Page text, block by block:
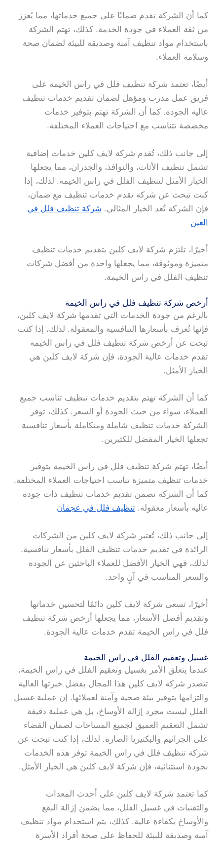
كما أن الشركة تقدم ضمانًا على جميع خدماتها، مما يُعزز
من ثقة العملاء في جودة الخدمة. كذلك، تهتم الشركة
باستخدام مواد تنظيف آمنة وصديقة للبيئة لضمان صحة
وسلامة العملاء.
أيضًا، تعتمد شركة تنظيف فلل في راس الخيمة على
فريق عمل مدرب ومؤهل لضمان تقديم خدمات تنظيف
عالية الجودة. كما أن الشركة تهتم بتوفير خدمات
مخصصة تتناسب مع احتياجات العملاء المختلفة.
إلى جانب ذلك، تُقدم شركة لايف كلين خدمات إضافية
تشمل تنظيف الأثاث، والنوافذ، والجدران، مما يجعلها
الخيار الأمثل لتنظيف الفلل في راس الخيمة. لذلك، إذا
كنت تبحث عن شركة تقدم خدمات تنظيف مع ضمان،
فإن الشركة تُعد الخيار المثالي. شركة تنظيف فلل في
العين
أخيرًا، تلتزم شركة لايف كلين بتقديم خدمات تنظيف
متميزة وموثوقة، مما يجعلها واحدة من أفضل شركات
تنظيف الفلل في راس الخيمة.
أرخص شركة تنظيف فلل في راس الخيمة
بالرغم من جودة الخدمات التي تقدمها شركة لايف كلين،
فإنها تُعرف بأسعارها التنافسية والمعقولة. لذلك، إذا كنت
تبحث عن أرخص شركة تنظيف فلل في راس الخيمة
تقدم خدمات عالية الجودة، فإن شركة لايف كلين هي
الخيار الأمثل.
كما أن الشركة تهتم بتقديم خدمات تنظيف تناسب جميع
العملاء، سواء من حيث الجودة أو السعر. كذلك، توفر
الشركة خدمات تنظيف شاملة ومتكاملة بأسعار تنافسية
تجعلها الخيار المفضل للكثيرين.
أيضًا، تهتم شركة تنظيف فلل في راس الخيمة بتوفير
خدمات تنظيف متميزة تناسب احتياجات العملاء المختلفة.
كما أن الشركة تضمن تقديم خدمات تنظيف ذات جودة
عالية بأسعار معقولة.تنظيف فلل في عجمان
إلى جانب ذلك، تُعتبر شركة لايف كلين من الشركات
الرائدة في تقديم خدمات تنظيف الفلل بأسعار تنافسية.
لذلك، فهي الخيار الأفضل للعملاء الباحثين عن الجودة
والسعر المناسب في آنٍ واحد.
أخيرًا، تسعى شركة لايف كلين دائمًا لتحسين خدماتها
وتقديم أفضل الأسعار، مما يجعلها أرخص شركة تنظيف
فلل في راس الخيمة تقدم خدمات عالية الجودة.
غسيل وتعقيم الفلل في راس الخيمة
عندما يتعلق الأمر بغسيل وتعقيم الفلل في راس الخيمة،
تتصدر شركة لايف كلين هذا المجال بفضل خبرتها العالية
والتزامها بتوفير بيئة صحية وآمنة لعملائها. إن عملية غسيل
الفلل ليست مجرد إزالة الأوساخ، بل هي عملية دقيقة
تشمل التعقيم العميق لجميع المساحات لضمان القضاء
على الجراثيم والبكتيريا الضارة. لذلك، إذا كنت تبحث عن
شركة تنظيف فلل في راس الخيمة توفر هذه الخدمات
بجودة استثنائية، فإن شركة لايف كلين هي الخيار الأمثل.
كما تعتمد شركة لايف كلين على أحدث المعدات
والتقنيات في غسيل الفلل، مما يضمن إزالة البقع
والأوساخ بكفاءة عالية. كذلك، يتم استخدام مواد تنظيف
آمنة وصديقة للبيئة للحفاظ على صحة أفراد الأسرة